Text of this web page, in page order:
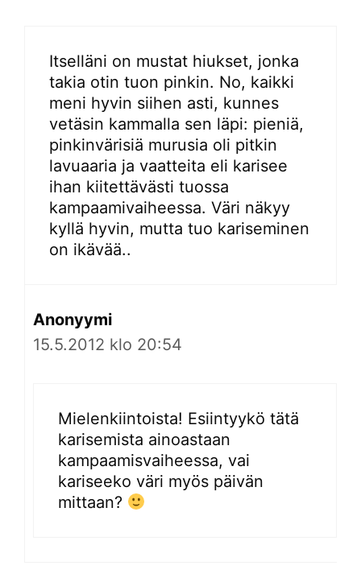
Itselläni on mustat hiukset, jonka
takia otin tuon pinkin. No, kaikki
meni hyvin siihen asti, kunnes
vetäsin kammalla sen läpi: pieniä,
pinkinvärisiä murusia oli pitkin
lavuaaria ja vaatteita eli karisee
ihan kiitettävästi tuossa
kampaamivaiheessa. Väri näkyy
kyllä hyvin, mutta tuo kariseminen
on ikävää..
Anonyymi
15.5.2012 klo 20:54
Mielenkiintoista! Esiintyykö tätä
karisemista ainoastaan
kampaamisvaiheessa, vai
kariseeko väri myös päivän
mittaan?